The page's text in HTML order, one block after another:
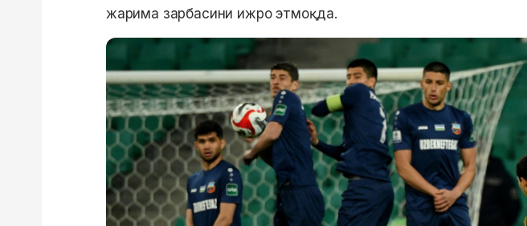
жарима зарбасини ижро этмоқда.